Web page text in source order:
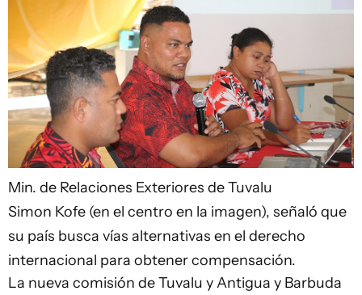
Min. de Relaciones Exteriores de Tuvalu
Simon Kofe (en el centro en la imagen), señaló que
su país busca vías alternativas en el derecho
internacional para obtener compensación.
La nueva comisión de Tuvalu y Antigua y Barbuda